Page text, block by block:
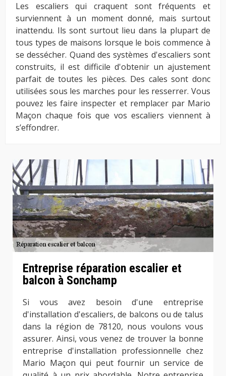
Les escaliers qui craquent sont fréquents et
surviennent à un moment donné, mais surtout
inattendu. Ils sont surtout lieu dans la plupart de
tous types de maisons lorsque le bois commence à
se dessécher. Quand des systèmes d'escaliers sont
construits, il est difficile d'obtenir un ajustement
parfait de toutes les pièces. Des cales sont donc
utilisées sous les marches pour les resserrer. Vous
pouvez les faire inspecter et remplacer par Mario
Maçon chaque fois que vos escaliers viennent à
s’effondrer.
Entreprise réparation escalier et
balcon à Sonchamp
Si vous avez besoin d'une entreprise
d'installation d'escaliers, de balcons ou de talus
dans la région de 78120, nous voulons vous
assurer. Ainsi, vous venez de trouver la bonne
entreprise d'installation professionnelle chez
Mario Maçon qui peut fournir un service de